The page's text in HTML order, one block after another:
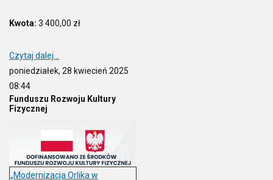
Kwota: 3 400,00 zł
Czytaj dalej...
poniedziałek, 28 kwiecień 2025
08:44
Funduszu Rozwoju Kultury
Fizycznej
„Modernizacja Orlika w